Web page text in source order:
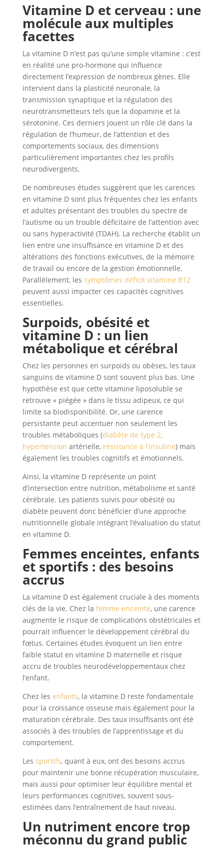
Vitamine D et cerveau : une
molécule aux multiples
facettes
La vitamine D n’est pas qu’une simple vitamine : c’est
en réalité une pro-hormone qui influence
directement l’expression de nombreux gènes. Elle
intervient dans la plasticité neuronale, la
transmission synaptique et la régulation des
neurotransmetteurs tels que la dopamine et la
sérotonine. Ces derniers jouent un rôle clé dans la
régulation de l’humeur, de l’attention et des
comportements sociaux, des dimensions
particulièrement importantes chez les profils
neurodivergents.
De nombreuses études suggèrent que les carences
en vitamine D sont plus fréquentes chez les enfants
et adultes présentant des troubles du spectre de
l’autisme ou un trouble déficitaire de l’attention avec
ou sans hyperactivité (TDAH). La recherche établit un
lien entre une insuffisance en vitamine D et des
altérations des fonctions exécutives, de la mémoire
de travail ou encore de la gestion émotionnelle.
Parallèlement, les symptômes déficit vitamine B12
peuvent aussi impacter ces capacités cognitives
essentielles.
Surpoids, obésité et
vitamine D : un lien
métabolique et cérébral
Chez les personnes en surpoids ou obèses, les taux
sanguins de vitamine D sont souvent plus bas. Une
hypothèse est que cette vitamine liposoluble se
retrouve « piégée » dans le tissu adipeux, ce qui
limite sa biodisponibilité. Or, une carence
persistante peut accentuer non seulement les
troubles métaboliques (diabète de type 2,
hypertension artérielle, résistance à l’insuline) mais
également les troubles cognitifs et émotionnels.
Ainsi, la vitamine D représente un point
d’intersection entre nutrition, métabolisme et santé
cérébrale. Les patients suivis pour obésité ou
diabète peuvent donc bénéficier d’une approche
nutritionnelle globale intégrant l’évaluation du statut
en vitamine D.
Femmes enceintes, enfants
et sportifs : des besoins
accrus
La vitamine D est également cruciale à des moments
clés de la vie. Chez la femme enceinte, une carence
augmente le risque de complications obstétricales et
pourrait influencer le développement cérébral du
fœtus. Certaines études évoquent un lien entre
faible statut en vitamine D maternelle et risque
accru de troubles neurodéveloppementaux chez
l’enfant.
Chez les enfants, la vitamine D reste fondamentale
pour la croissance osseuse mais également pour la
maturation cérébrale. Des taux insuffisants ont été
associés à des troubles de l’apprentissage et du
comportement.
Les sportifs, quant à eux, ont des besoins accrus
pour maintenir une bonne récupération musculaire,
mais aussi pour optimiser leur équilibre mental et
leurs performances cognitives, souvent sous-
estimées dans l’entraînement de haut niveau.
Un nutriment encore trop
méconnu du grand public